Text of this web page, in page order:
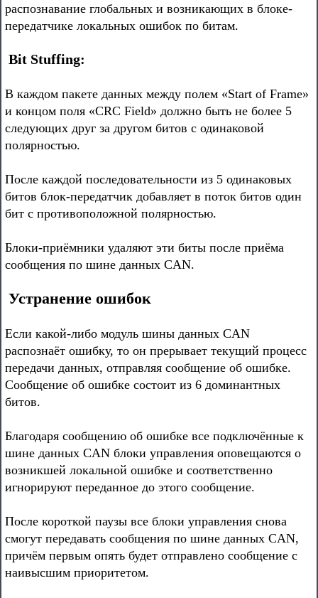
распознавание глобальных и возникающих в блоке-
передатчике локальных ошибок по битам.
Bit Stuffing:
В каждом пакете данных между полем «Start of Frame»
и концом поля «CRC Field» должно быть не более 5
следующих друг за другом битов с одинаковой
полярностью.
После каждой последовательности из 5 одинаковых
битов блок-передатчик добавляет в поток битов один
бит с противоположной полярностью.
Блоки-приёмники удаляют эти биты после приёма
сообщения по шине данных CAN.
Устранение ошибок
Если какой-либо модуль шины данных CAN
распознаёт ошибку, то он прерывает текущий процесс
передачи данных, отправляя сообщение об ошибке.
Сообщение об ошибке состоит из 6 доминантных
битов.
Благодаря сообщению об ошибке все подключённые к
шине данных CAN блоки управления оповещаются о
возникшей локальной ошибке и соответственно
игнорируют переданное до этого сообщение.
После короткой паузы все блоки управления снова
смогут передавать сообщения по шине данных CAN,
причём первым опять будет отправлено сообщение с
наивысшим приоритетом.